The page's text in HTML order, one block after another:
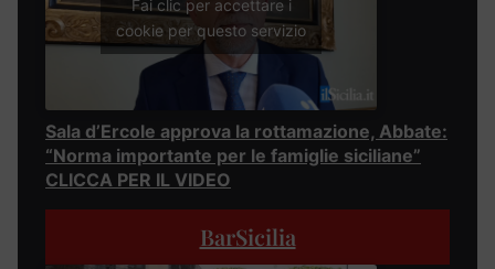
Fai clic per accettare i
cookie per questo servizio
Sala d’Ercole approva la rottamazione, Abbate:
“Norma importante per le famiglie siciliane”
CLICCA PER IL VIDEO
BarSicilia